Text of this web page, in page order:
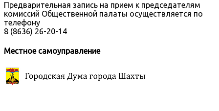
Предварительная запись на прием к председателям
комиссий Общественной палаты осуществляется по
телефону
8 (8636) 26-20-14
Местное самоуправление